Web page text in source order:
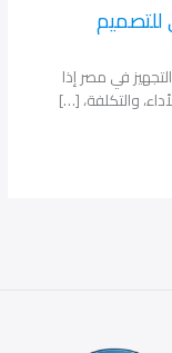
في مصر إذا
والتكلفة، […]